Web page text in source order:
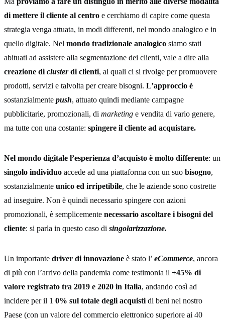
di mettere il cliente al centro e cerchiamo di capire come questa
strategia venga attuata, in modi differenti, nel mondo analogico e in
quello digitale. Nel mondo tradizionale analogico siamo stati
abituati ad assistere alla segmentazione dei clienti, vale a dire alla
creazione di cluster di clienti, ai quali ci si rivolge per promuovere
prodotti, servizi e talvolta per creare bisogni. L’approccio è
sostanzialmente push, attuato quindi mediante campagne
pubblicitarie, promozionali, di marketing e vendita di vario genere,
ma tutte con una costante: spingere il cliente ad acquistare.
Nel mondo digitale l’esperienza d’acquisto è molto differente: un
singolo individuo accede ad una piattaforma con un suo bisogno,
sostanzialmente unico ed irripetibile, che le aziende sono costrette
ad inseguire. Non è quindi necessario spingere con azioni
promozionali, è semplicemente necessario ascoltare i bisogni del
cliente: si parla in questo caso di singolarizzazione.
Un importante driver di innovazione è stato l’ eCommerce, ancora
di più con l’arrivo della pandemia come testimonia il +45% di
valore registrato tra 2019 e 2020 in Italia, andando così ad
incidere per il 1 0% sul totale degli acquisti di beni nel nostro
Paese (con un valore del commercio elettronico superiore ai 40